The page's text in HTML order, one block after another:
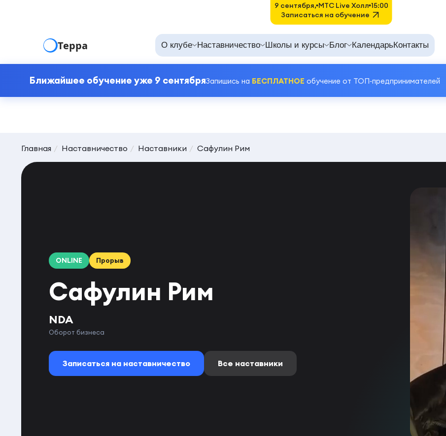
Терра О клубе Наставничество Школы и курсы Блог КалендарьКонтакты
Ближайшее обучение уже 9 сентябряЗапишись на БЕСПЛАТНОЕ обучение от ТОП‑предпринимателей
Главная Наставничество Наставники Сафулин Рим
ONLINE Прорыв
Сафулин Рим
NDA
Оборот бизнеса
Записаться на наставничество Все наставники
9 сентября, MTC Live Холл 15:00
Записаться на обучение